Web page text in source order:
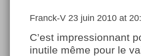
Franck-V 23 juin 2010 at
C’est impressionnant
inutile même pour le